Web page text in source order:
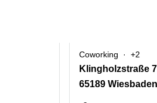
Coworking +2
Klingholzstraße 7
65189 Wiesbaden